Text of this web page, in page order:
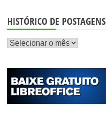
HISTÓRICO DE POSTAGENS
Histórico
postagens